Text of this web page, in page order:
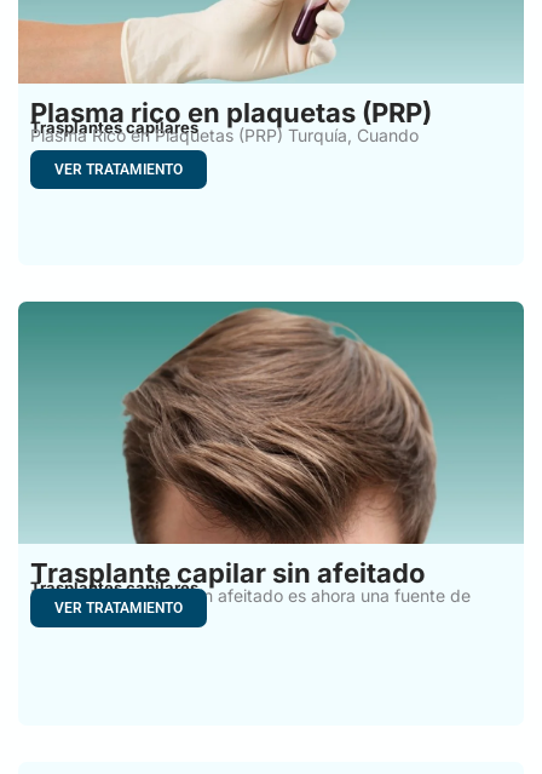
Plasma rico en plaquetas (PRP)
Trasplantes capilares
Plasma Rico en Plaquetas (PRP) Turquía, Cuando
empezamos a notar
VER TRATAMIENTO
Trasplante capilar sin afeitado
Trasplantes capilares
El trasplante capilar sin afeitado es ahora una fuente de
VER TRATAMIENTO